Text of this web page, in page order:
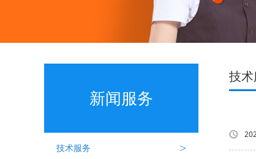
新闻服务
技术服务 >
技术